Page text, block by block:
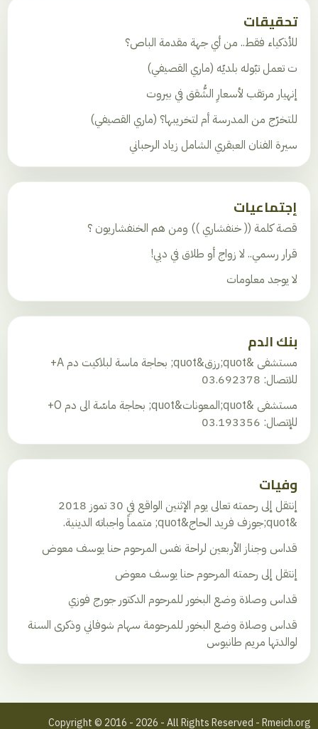
تحقيقات
للأذكياء فقط.. من أي جهة مقدمة الباص؟
ت تعمل تبّوله بلديّه (ماري القصيفي)
إنهيار مرتقب لأسعارِ الشُّقق في بيروت
للتخرّج من المدرسة أم لتخريبها؟ (ماري القصيفي)
سيرة الفنان العبقري الشامل زياد الرحباني
إجتماعيات
قصة كلمة (( خنفشاري )) ومن هم الخنفشاريون ؟
قرار رسمي.. لا زواج أو طلاق في دبي!
لا يوجد معلومات
بنك الدم
مستشفى &quot;رزق&quot; بحاجة ماسة لبلاكيت دم A+
للاتصال: 03.692378
مستشفى &quot;المعونات&quot; بحاجة ماسّة الى دم O+
للإتصال: 03.193356
وفيات
إنتقل إلى رحمته تعالى يوم الإثنين الواقع في 30 تموز 2018
&quot;جوزف فريد الحاج&quot; متمماً واجباته الدينية.
قداس وجناز الأربعين لراحة نفس المرحوم حنا يوسف معوض
إنتقل إلى رحمته المرحوم حنا يوسف معوض
قداس وصلاة وضع البخور للمرحوم الدكتور جورج فوزي
قداس وصلاة وضع البخور للمرحومة سهام شوفاني وذكرى السنة
لوالدتها مريم طانيوس
Copyright © 2016 - 2026 - All Rights Reserved - Rmeich.org